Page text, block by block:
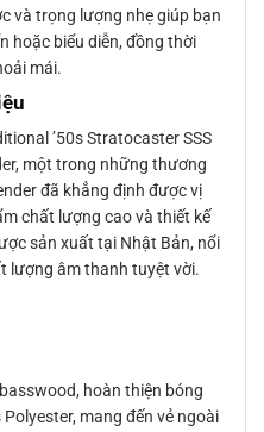
và trọng lượng nhẹ giúp bạn
hoặc biểu diễn, đồng thời
mái.
’50s Stratocaster SSS
một trong những thương
đã khẳng định được vị
chất lượng cao và thiết kế
sản xuất tại Nhật Bản, nổi
lượng âm thanh tuyệt vời.
hoàn thiện bóng
mang đến vẻ ngoài